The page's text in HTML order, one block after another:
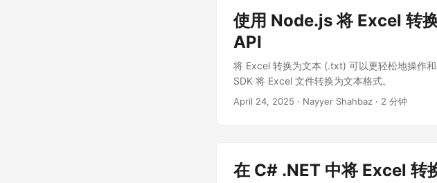
使用 Node.js 将 Excel 转
API
将 Excel 转换为文本 (.txt) 可以更轻松地操作
SDK 将 Excel 文件转换为文本格式。
April 24, 2025 · Nayyer Shahbaz · 2 分钟
在 C# .NET 中将 Excel 转